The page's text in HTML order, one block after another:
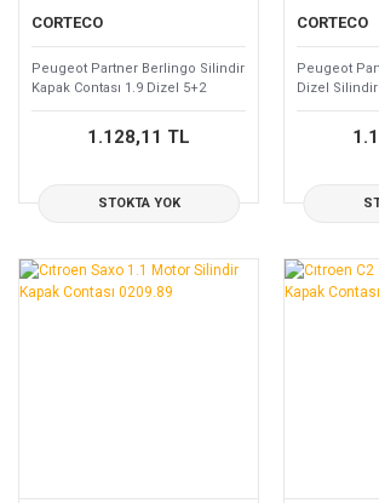
CORTECO
Peugeot Partner Berlingo Silindir
Kapak Contası 1.9 Dizel 5+2
Çentik 0209.X4
1.128,11 TL
STOKTA YOK
CORTECO
Peugeot
Dizel Silindir
Çentik